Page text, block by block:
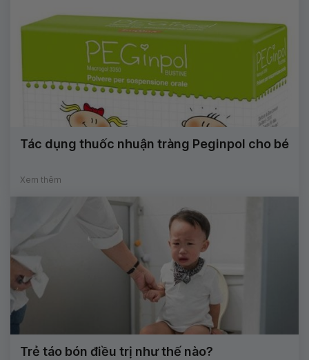
Tác dụng thuốc nhuận tràng Peginpol cho bé
Xem thêm
Trẻ táo bón điều trị như thế nào?